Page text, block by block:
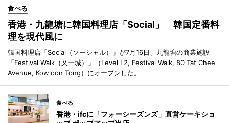
食べる
香港・九龍塘に韓国料理店「Social」 韓国定番料
理を現代風に
韓国料理店「Social（ソーシャル）」が7月16日、九龍塘の商業施設
「Festival Walk（又一城）」（Level L2, Festival Walk, 80 Tat Chee
Avenue, Kowloon Tong）にオープンした。
食べる
香港・ifcに「フォーシーズンズ」直営ケーキショ